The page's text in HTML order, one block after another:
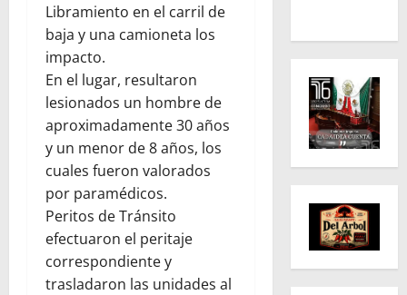
Libramiento en el carril de
baja y una camioneta los
impacto.
En el lugar, resultaron
lesionados un hombre de
aproximadamente 30 años
y un menor de 8 años, los
cuales fueron valorados
por paramédicos.
Peritos de Tránsito
efectuaron el peritaje
correspondiente y
trasladaron las unidades al